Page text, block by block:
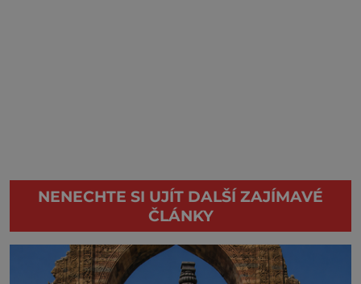
NENECHTE SI UJÍT DALŠÍ ZAJÍMAVÉ
ČLÁNKY